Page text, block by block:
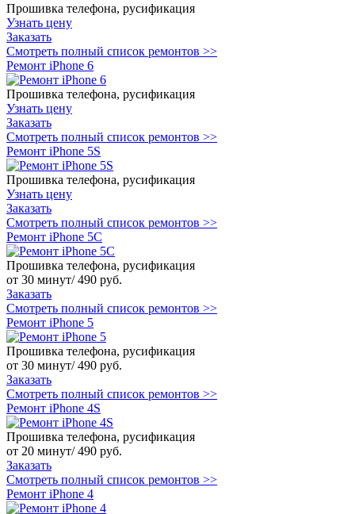
Прошивка телефона, русификация
Узнать цену
Заказать
Смотреть полный список ремонтов >>
Ремонт iPhone 6
Прошивка телефона, русификация
Узнать цену
Заказать
Смотреть полный список ремонтов >>
Ремонт iPhone 5S
Прошивка телефона, русификация
Узнать цену
Заказать
Смотреть полный список ремонтов >>
Ремонт iPhone 5C
Прошивка телефона, русификация
от 30 минут/ 490 руб.
Заказать
Смотреть полный список ремонтов >>
Ремонт iPhone 5
Прошивка телефона, русификация
от 30 минут/ 490 руб.
Заказать
Смотреть полный список ремонтов >>
Ремонт iPhone 4S
Прошивка телефона, русификация
от 20 минут/ 490 руб.
Заказать
Смотреть полный список ремонтов >>
Ремонт iPhone 4